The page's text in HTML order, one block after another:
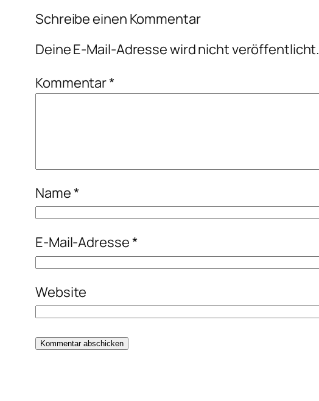
Schreibe einen Kommentar
Deine E-Mail-Adresse wird nicht veröffentlicht.
Kommentar*
Name*
E-Mail-Adresse*
Website